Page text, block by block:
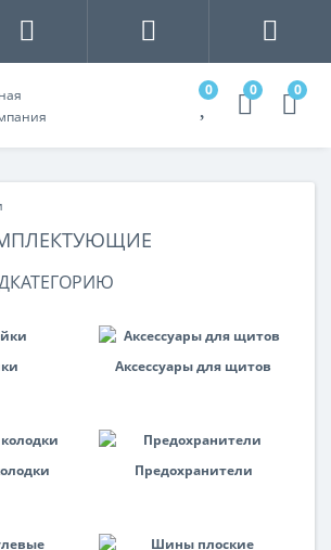
0 0 0
Аксессуары для щитов
Предохранители